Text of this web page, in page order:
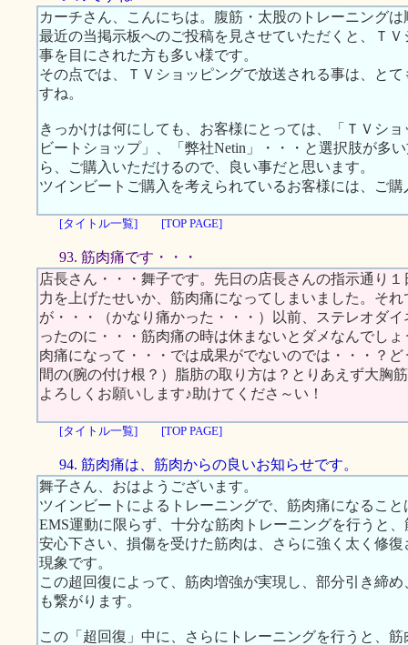
カーチさん、こんにちは。腹筋・太股のトレーニング
最近の当掲示板へのご投稿を見させていただくと、Ｔ
事を目にされた方も多い様です。
その点では、ＴＶショッピングで放送される事は、と
すね。
きっかけは何にしても、お客様にとっては、「ＴＶシ
ビートショップ」、「弊社Netin」・・・と選択肢が多
ら、ご購入いただけるので、良い事だと思います。
ツインビートご購入を考えられているお客様には、ご
[タイトル一覧] [TOP PAGE]
93. 筋肉痛です・・・
店長さん・・・舞子です。先日の店長さんの指示通り
力を上げたせいか、筋肉痛になってしまいました。そ
が・・・（かなり痛かった・・・）以前、ステレオダ
ったのに・・・筋肉痛の時は休まないとダメなんでし
肉痛になって・・・では成果がでないのでは・・・？
間の(腕の付け根？）脂肪の取り方は？とりあえず大胸
よろしくお願いします♪助けてくださ～い！
[タイトル一覧] [TOP PAGE]
94. 筋肉痛は、筋肉からの良いお知らせです。
舞子さん、おはようございます。
ツインビートによるトレーニングで、筋肉痛になるこ
EMS運動に限らず、十分な筋肉トレーニングを行うと
安心下さい、損傷を受けた筋肉は、さらに強く太く修
現象です。
この超回復によって、筋肉増強が実現し、部分引き締
も繋がります。
この「超回復」中に、さらにトレーニングを行うと、